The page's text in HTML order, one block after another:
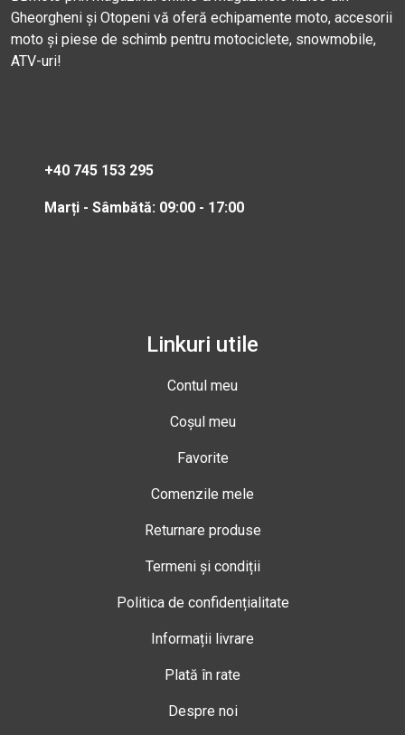
Gheorgheni și Otopeni vă oferă echipamente moto, accesorii
moto și piese de schimb pentru motociclete, snowmobile,
ATV-uri!
+40 745 153 295
Marți - Sâmbătă: 09:00 - 17:00
Linkuri utile
Contul meu
Coșul meu
Favorite
Comenzile mele
Returnare produse
Termeni și condiții
Politica de confidențialitate
Informații livrare
Plată în rate
Despre noi